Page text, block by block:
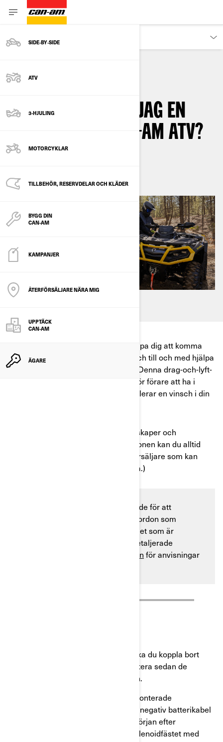
SIDE‑BY‑SIDE
ATV
3-HJULING
MOTORCYKLAR
TILLBEHÖR, RESERVDELAR OCH KLÄDER
BYGG DIN
CAN-AM
KAMPANJER
ÅTERFÖRSÄLJARE NÄRA MIG
UPPTÄCK
CAN-AM
ÄGARE
ATV
HUR INSTALLERAR JAG EN
VINSCH I MIN CAN-AM ATV?
Oavsett var du kör kan en vinsch hjälpa dig att komma
loss, att undanröja hinder i din väg och till och med hjälpa
någon annan ur en knepig situation. Denna drag-och-lyft-
anordning är ett fantastiskt verktyg för förare att ha i
beredskap. Idag visar vi hur du installerar en vinsch i din
Om du känner att du inte har de kunskaper och
färdigheter som behövs för installationen kan du alltid
kontakta en auktoriserad BRP-återförsäljare som kan
utföra jobbet. (Avgifter kan tillkomma.)
Följande instruktioner är förenklade för att
överensstämma med så många fordon som
möjligt. Läs alltid instruktionsbladet som är
specifikt för din modell för mer detaljerade
instruktionsboken för anvisningar
: Innan du gör något annat ska du koppla bort
batteriet av säkerhetsskäl. Förmontera sedan de
positiva kablarna och kretsbrytaren.
: Använd eltejp, ta den hopmonterade
komponenten och fäst den med en negativ batterikabel
med mellanrum på 30,5 cm, med början efter
kretsbrytaren. Kombinera sedan solenoidfästet med